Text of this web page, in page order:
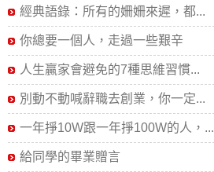
經典語錄：所有的姍姍來遲，都...
你總要一個人，走過一些艱辛
人生贏家會避免的7種思維習慣...
別動不動喊辭職去創業，你一定...
一年掙10W跟一年掙100W的人，...
給同學的畢業贈言